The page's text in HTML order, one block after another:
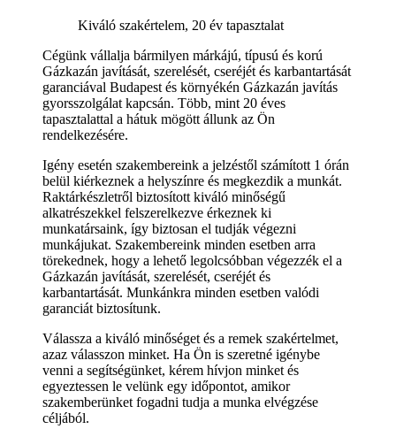
Kiváló szakértelem, 20 év tapasztalat
Cégünk vállalja bármilyen márkájú, típusú és korú
Gázkazán javítását, szerelését, cseréjét és karbantartását
garanciával Budapest és környékén Gázkazán javítás
gyorsszolgálat kapcsán. Több, mint 20 éves
tapasztalattal a hátuk mögött állunk az Ön
rendelkezésére.
Igény esetén szakembereink a jelzéstől számított 1 órán
belül kiérkeznek a helyszínre és megkezdik a munkát.
Raktárkészletről biztosított kiváló minőségű
alkatrészekkel felszerelkezve érkeznek ki
munkatársaink, így biztosan el tudják végezni
munkájukat. Szakembereink minden esetben arra
törekednek, hogy a lehető legolcsóbban végezzék el a
Gázkazán javítását, szerelését, cseréjét és
karbantartását. Munkánkra minden esetben valódi
garanciát biztosítunk.
Válassza a kiváló minőséget és a remek szakértelmet,
azaz válasszon minket. Ha Ön is szeretné igénybe
venni a segítségünket, kérem hívjon minket és
egyeztessen le velünk egy időpontot, amikor
szakemberünket fogadni tudja a munka elvégzése
céljából.